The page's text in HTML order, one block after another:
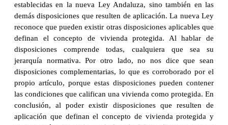
establecidas en la nueva Ley Andaluza, sino también en las
demás disposiciones que resulten de aplicación. La nueva Ley
reconoce que pueden existir otras disposiciones aplicables que
definan el concepto de vivienda protegida. Al hablar de
disposiciones comprende todas, cualquiera que sea su
jerarquía normativa. Por otro lado, no nos dice que sean
disposiciones complementarias, lo que es corroborado por el
propio artículo, porque estas disposiciones pueden contener
las condiciones que califican una vivienda como protegida. En
conclusión, al poder existir disposiciones que resulten de
aplicación que definan el concepto de vivienda protegida y